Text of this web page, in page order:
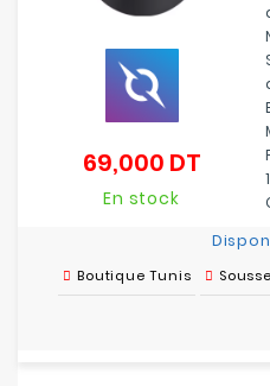
Mobilités
69,000 DTPrix
En stock
Boutique Tunis Sousse